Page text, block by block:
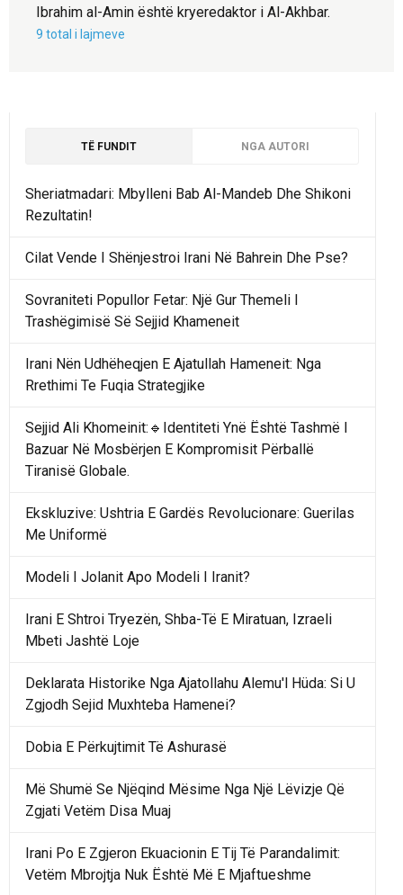
Ibrahim al-Amin është kryeredaktor i Al-Akhbar.
9 total i lajmeve
TË FUNDIT NGA AUTORI
Sheriatmadari: Mbylleni Bab Al-Mandeb Dhe Shikoni
Rezultatin!
Cilat Vende I Shënjestroi Irani Në Bahrein Dhe Pse?
Sovraniteti Popullor Fetar: Një Gur Themeli I
Trashëgimisë Së Sejjid Khameneit
Irani Nën Udhëheqjen E Ajatullah Hameneit: Nga
Rrethimi Te Fuqia Strategjike
Sejjid Ali Khomeinit:🔹Identiteti Ynë Është Tashmë I
Bazuar Në Mosbërjen E Kompromisit Përballë
Tiranisë Globale.
Ekskluzive: Ushtria E Gardës Revolucionare: Guerilas
Me Uniformë
Modeli I Jolanit Apo Modeli I Iranit?
Irani E Shtroi Tryezën, Shba-Të E Miratuan, Izraeli
Mbeti Jashtë Loje
Deklarata Historike Nga Ajatollahu Alemu'l Hüda: Si U
Zgjodh Sejid Muxhteba Hamenei?
Dobia E Përkujtimit Të Ashurasë
Më Shumë Se Njëqind Mësime Nga Një Lëvizje Që
Zgjati Vetëm Disa Muaj
Irani Po E Zgjeron Ekuacionin E Tij Të Parandalimit:
Vetëm Mbrojtja Nuk Është Më E Mjaftueshme